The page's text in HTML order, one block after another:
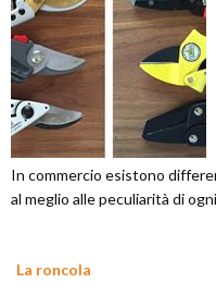
In commercio esistono
al meglio alle peculiarità di
La roncola